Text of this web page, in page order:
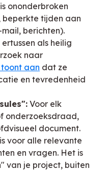
ononderbroken
beperkte tijden aan
berichten).
als heilig
naar
aan dat ze
en tevredenheid
Voor elk
onderzoeksdraad,
document.
voor alle relevante
en vragen. Het is
van je project, buiten